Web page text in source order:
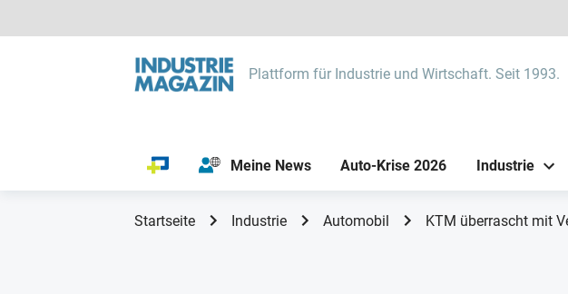
Plattform für Industrie und Wirtschaft. Seit 1993.
Meine News Auto-Krise 2026 Industrie
Startseite Industrie Automobil KTM überrascht mit